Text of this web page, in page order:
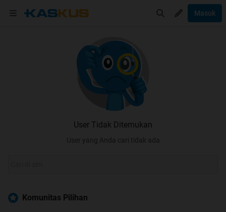
Masuk
User Tidak Ditemukan
User yang Anda cari tidak ada
Komunitas Pilihan